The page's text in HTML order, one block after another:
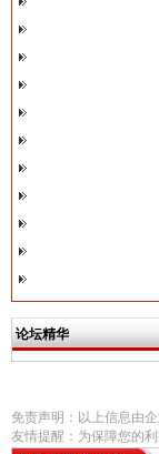
论坛精华
免责声明：以上信息由
友情提醒：为保障您的